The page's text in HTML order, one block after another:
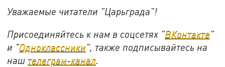
Уважаемые читатели "Царьграда"!
Присоединяйтесь к нам в соцсетях "ВКонтакте"
и "Одноклассники", также подписывайтесь на
наш телеграм-канал.